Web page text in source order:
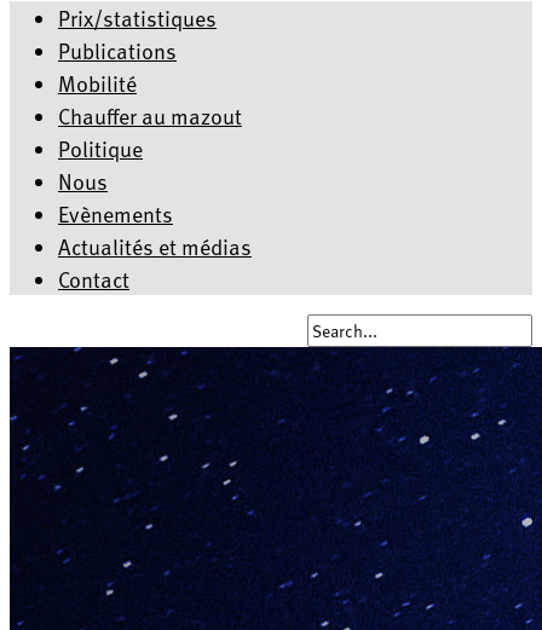
Prix/statistiques
Publications
Mobilité
Chauffer au mazout
Politique
Nous
Evènements
Actualités et médias
Contact